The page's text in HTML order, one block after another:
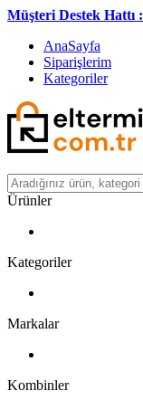
Müşteri Destek Hattı :
AnaSayfa
Siparişlerim
Kategoriler
Ürünler
Kategoriler
Markalar
Kombinler